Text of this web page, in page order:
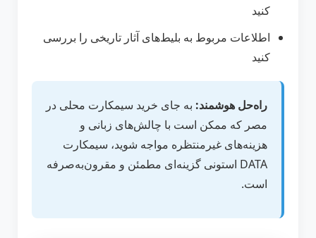
کنید
اطلاعات مربوط به بلیط‌های آثار تاریخی را بررسی
کنید
راه‌حل هوشمند: به جای خرید سیمکارت محلی در
مصر که ممکن است با چالش‌های زبانی و
هزینه‌های غیرمنتظره مواجه شوید، سیمکارت
DATA استونی گزینه‌ای مطمئن و مقرون‌به‌صرفه
است.